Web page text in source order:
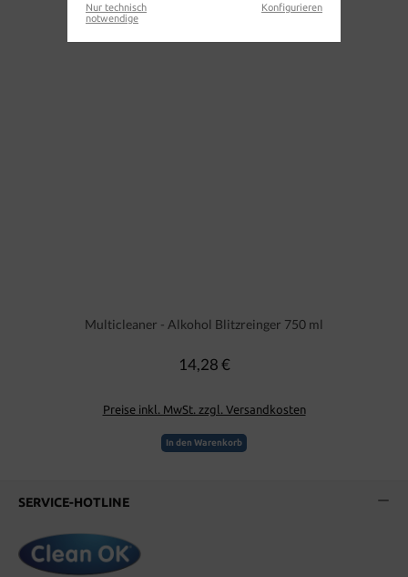
Multicleaner - Alkohol Blitzreinger 750 ml
Regulärer Preis:
14,28 €
Preise inkl. MwSt. zzgl. Versandkosten
In den Warenkorb
SERVICE-HOTLINE
Nur technisch
notwendige
Konfigurieren